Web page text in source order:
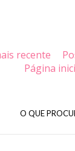
recente
Página
O QUE